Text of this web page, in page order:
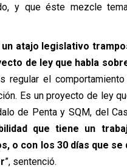
y que éste mezcle
atajo legislativo
de ley que habla
regular el
Es un proyecto de ley
de Penta y SQM, del
que tiene un
o con los 30 días que
”, sentenció.